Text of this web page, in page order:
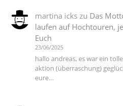
martina ickszu Das
laufen auf Hochtouren,
Euch
23/06/2025
hallo andreas, es war ein
aktion (überraschung)
eure…